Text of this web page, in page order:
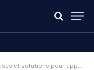
apprivoiser cette peur de la jalousie